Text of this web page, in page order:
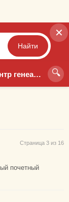
Никольский - страница 3 - Центр генеалогических исследований 🔍
✕
Найти
Страница 3 из 16
почетный